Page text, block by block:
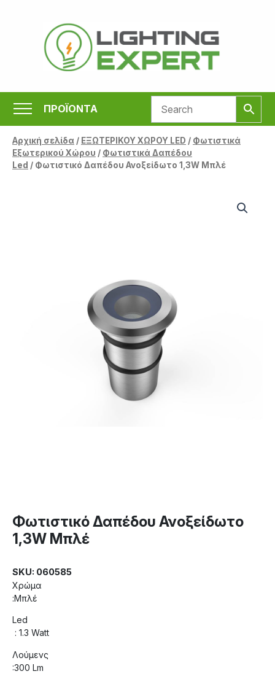
περιεχόμενο
ΠΡΟΪΟΝΤΑ
Αρχική σελίδα/ ΕΞΩΤΕΡΙΚΟΥ ΧΩΡΟΥ LED / Φωτιστικά
Εξωτερικού Χώρου / Φωτιστικά Δαπέδου
Led / Φωτιστικό Δαπέδου Ανοξείδωτο 1,3W Μπλέ
Φωτιστικό Δαπέδου Ανοξείδωτο
1,3W Μπλέ
SKU: 060585
Χρώμα
:Μπλέ
Led
: 1.3 Watt
Λούμενς
:300 Lm